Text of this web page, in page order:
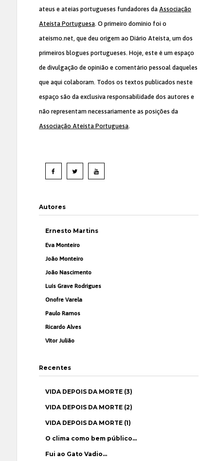
ateus e ateias portugueses fundadores da Associação
Ateísta Portuguesa. O primeiro domínio foi o
ateismo.net, que deu origem ao Diário Ateísta, um dos
primeiros blogues portugueses. Hoje, este é um espaço
de divulgação de opinião e comentário pessoal daqueles
que aqui colaboram. Todos os textos publicados neste
espaço são da exclusiva responsabilidade dos autores e
não representam necessariamente as posições da
Associação Ateísta Portuguesa.
Autores
Ernesto Martins
Eva Monteiro
João Monteiro
João Nascimento
Luís Grave Rodrigues
Onofre Varela
Paulo Ramos
Ricardo Alves
Vítor Julião
Recentes
VIDA DEPOIS DA MORTE (3)
VIDA DEPOIS DA MORTE (2)
VIDA DEPOIS DA MORTE (1)
O clima como bem público…
Fui ao Gato Vadio…